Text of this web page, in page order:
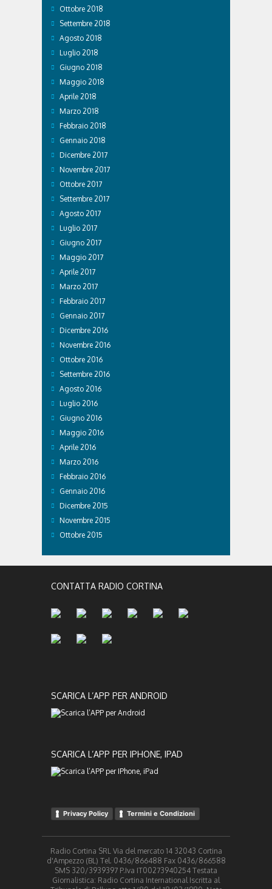
Ottobre 2018
Settembre 2018
Agosto 2018
Luglio 2018
Giugno 2018
Maggio 2018
Aprile 2018
Marzo 2018
Febbraio 2018
Gennaio 2018
Dicembre 2017
Novembre 2017
Ottobre 2017
Settembre 2017
Agosto 2017
Luglio 2017
Giugno 2017
Maggio 2017
Aprile 2017
Marzo 2017
Febbraio 2017
Gennaio 2017
Dicembre 2016
Novembre 2016
Ottobre 2016
Settembre 2016
Agosto 2016
Luglio 2016
Giugno 2016
Maggio 2016
Aprile 2016
Marzo 2016
Febbraio 2016
Gennaio 2016
Dicembre 2015
Novembre 2015
Ottobre 2015
CONTATTA RADIO CORTINA
SCARICA L’APP PER ANDROID
SCARICA L’APP PER IPHONE, IPAD
Privacy Policy Termini e Condizioni
Radio Cortina SRL Via del mercato 14 32043 Cortina
d'Ampezzo (BL) Tel. 0436/866488 Fax 0436/866588
SMS 320/3939397 P.Iva IT00273940254 Testata
Giornalistica: Radio Cortina International Iscritta al